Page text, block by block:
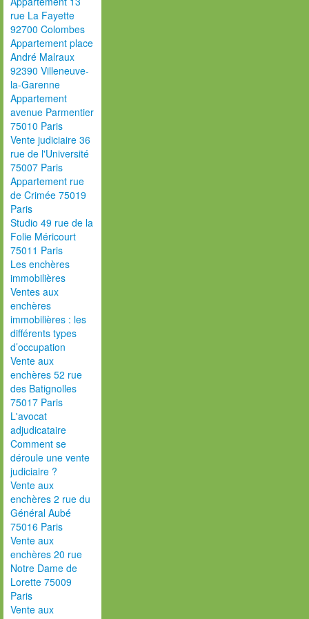
rue La Fayette
92700 Colombes
Appartement place
André Malraux
92390 Villeneuve-
la-Garenne
Appartement
avenue Parmentier
75010 Paris
Vente judiciaire 36
rue de l'Université
75007 Paris
Appartement rue
de Crimée 75019
Paris
Studio 49 rue de la
Folie Méricourt
75011 Paris
Les enchères
immobilières
Ventes aux
enchères
immobilières : les
différents types
d’occupation
Vente aux
enchères 52 rue
des Batignolles
75017 Paris
L'avocat
adjudicataire
Comment se
déroule une vente
judiciaire ?
Vente aux
enchères 2 rue du
Général Aubé
75016 Paris
Vente aux
enchères 20 rue
Notre Dame de
Lorette 75009
Paris
Vente aux